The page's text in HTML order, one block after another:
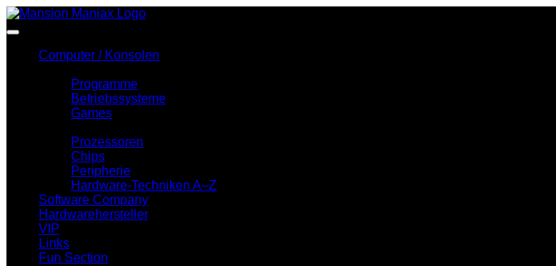
Zum
Inhalt
Computer / Konsolen
Programme
Betriebssysteme
Games
Prozessoren
Chips
Peripherie
Hardware-Techniken A–Z
Software Company
Hardwarehersteller
VIP
Links
Fun Section